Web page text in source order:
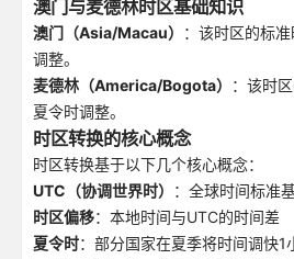
澳门与麦德林时区基础知识
澳门（Asia/Macau）
：该时区的标
调整。
麦德林（America/Bogota）
：该时
夏令时调整。
时区转换的核心概念
时区转换基于以下几个核心概念：
UTC（协调世界时）
：全球时间标准
时区偏移：本地时间与UTC的时间差
夏令时：部分国家在夏季将时间调快1